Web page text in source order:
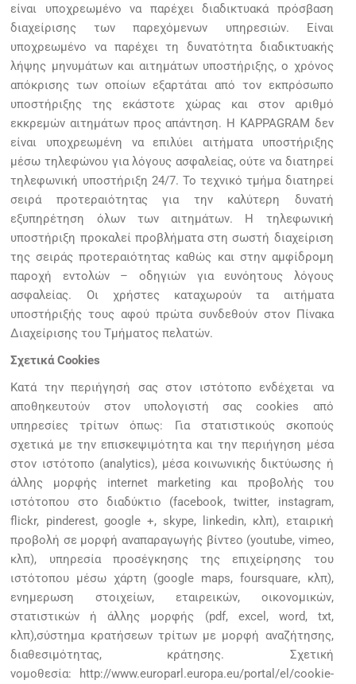
είναι υποχρεωμένο να παρέχει διαδικτυακά πρόσβαση
διαχείρισης των παρεχόμενων υπηρεσιών. Είναι
υποχρεωμένο να παρέχει τη δυνατότητα διαδικτυακής
λήψης μηνυμάτων και αιτημάτων υποστήριξης, ο χρόνος
απόκρισης των οποίων εξαρτάται από τον εκπρόσωπο
υποστήριξης της εκάστοτε χώρας και στον αριθμό
εκκρεμών αιτημάτων προς απάντηση. Η KAPPAGRAM δεν
είναι υποχρεωμένη να επιλύει αιτήματα υποστήριξης
μέσω τηλεφώνου για λόγους ασφαλείας, ούτε να διατηρεί
τηλεφωνική υποστήριξη 24/7. Το τεχνικό τμήμα διατηρεί
σειρά προτεραιότητας για την καλύτερη δυνατή
εξυπηρέτηση όλων των αιτημάτων. Η τηλεφωνική
υποστήριξη προκαλεί προβλήματα στη σωστή διαχείριση
της σειράς προτεραιότητας καθώς και στην αμφίδρομη
παροχή εντολών – οδηγιών για ευνόητους λόγους
ασφαλείας. Οι χρήστες καταχωρούν τα αιτήματα
υποστήριξής τους αφού πρώτα συνδεθούν στον Πίνακα
Διαχείρισης του Τμήματος πελατών.
Σχετικά Cookies
Κατά την περιήγησή σας στον ιστότοπο ενδέχεται να
αποθηκευτούν στον υπολογιστή σας cookies από
υπηρεσίες τρίτων όπως: Για στατιστικούς σκοπούς
σχετικά με την επισκεψιμότητα και την περιήγηση μέσα
στον ιστότοπο (analytics), μέσα κοινωνικής δικτύωσης ή
άλλης μορφής internet marketing και προβολής του
ιστότοπου στο διαδύκτιο (facebook, twitter, instagram,
flickr, pinderest, google +, skype, linkedin, κλπ), εταιρική
προβολή σε μορφή αναπαραγωγής βίντεο (youtube, vimeo,
κλπ), υπηρεσία προσέγκησης της επιχείρησης του
ιστότοπου μέσω χάρτη (google maps, foursquare, κλπ),
ενημερωση στοιχείων, εταιρεικών, οικονομικών,
στατιστικών ή άλλης μορφής (pdf, excel, word, txt,
κλπ),σύστημα κρατήσεων τρίτων με μορφή αναζήτησης,
διαθεσιμότητας, κράτησης. Σχετική
νομοθεσία:
http://www.europarl.europa.eu/portal/el/cookie-